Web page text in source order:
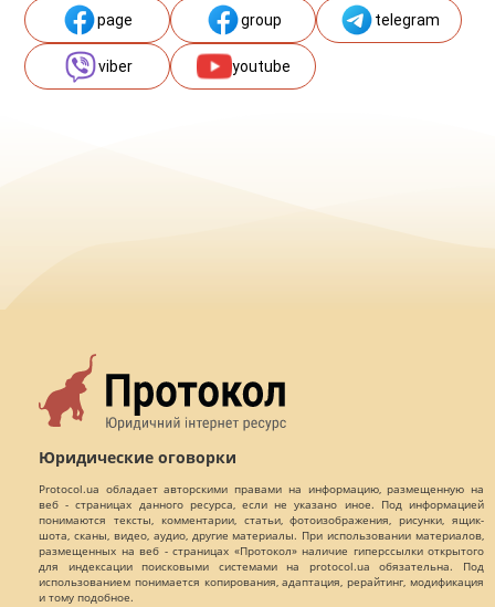
page group telegram
viber youtube
Юридические оговорки
Protocol.ua обладает авторскими правами на информацию, размещенную на
веб - страницах данного ресурса, если не указано иное. Под информацией
понимаются тексты, комментарии, статьи, фотоизображения, рисунки, ящик-
шота, сканы, видео, аудио, другие материалы. При использовании материалов,
размещенных на веб - страницах «Протокол» наличие гиперссылки открытого
для индексации поисковыми системами на protocol.ua обязательна. Под
использованием понимается копирования, адаптация, рерайтинг, модификация
и тому подобное.